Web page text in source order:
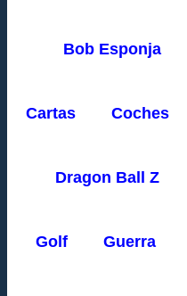
Bob Esponja
Cartas Coches
Dragon Ball Z
Golf Guerra